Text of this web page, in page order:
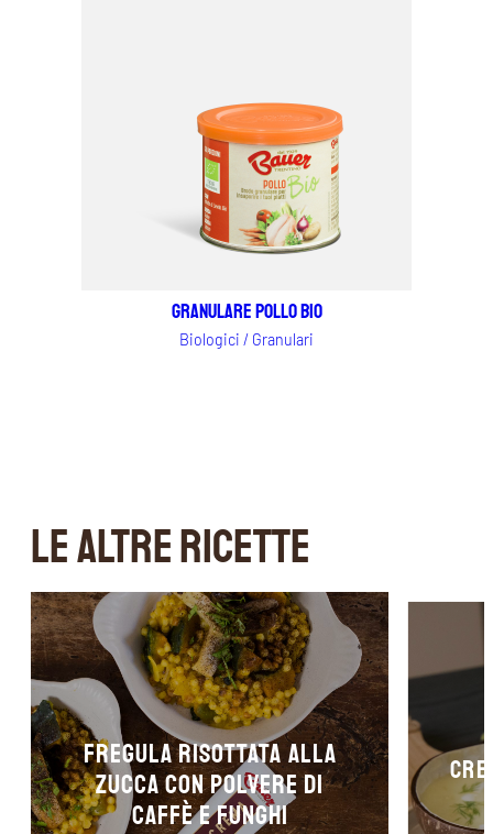
Granulare Pollo Bio
Biologici / Granulari
LE ALTRE RICETTE
Fregula risottata alla
zucca con polvere di
caffè e funghi